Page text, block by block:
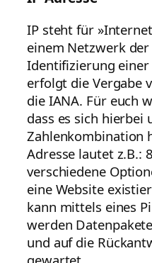
IP steht für
einem Netzwerk
Identifizierung
erfolgt die Vergabe
die IANA. Für euch
dass es sich hierbei
Zahlenkombination
Adresse lautet z.B.:
verschiedene
eine Website
kann mittels eines
werden
und auf die